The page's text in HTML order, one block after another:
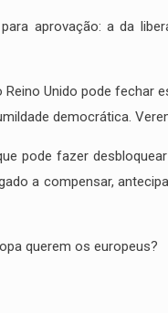
aprovação: a da
Unido pode fechar
democrática.
pode fazer
a compensar,
querem os europeus?